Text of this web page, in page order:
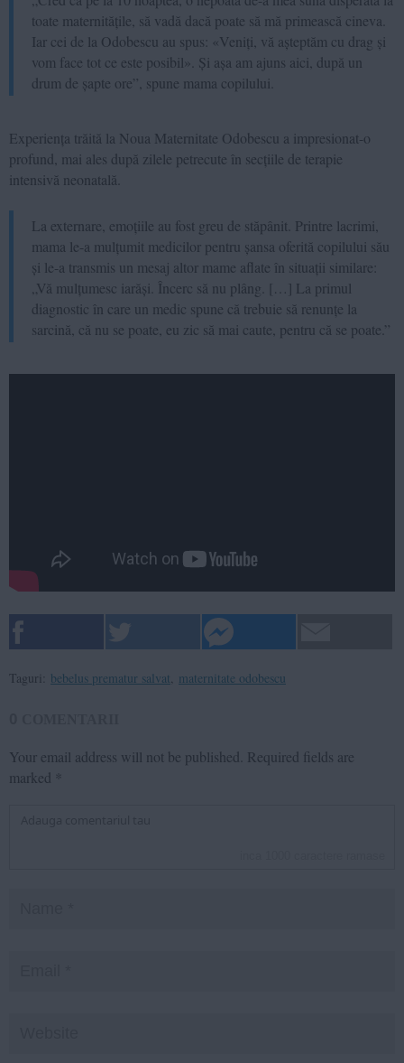
toate maternitățile, să vadă dacă poate să mă primească cineva.
Iar cei de la Odobescu au spus: «Veniți, vă așteptăm cu drag și
vom face tot ce este posibil». Și așa am ajuns aici, după un
drum de șapte ore”, spune mama copilului.
Experiența trăită la Noua Maternitate Odobescu a impresionat-o
profund, mai ales după zilele petrecute în secțiile de terapie
intensivă neonatală.
La externare, emoțiile au fost greu de stăpânit. Printre lacrimi,
mama le-a mulțumit medicilor pentru șansa oferită copilului său
și le-a transmis un mesaj altor mame aflate în situații similare:
„Vă mulțumesc iarăși. Încerc să nu plâng. […] La primul
diagnostic în care un medic spune că trebuie să renunțe la
sarcină, că nu se poate, eu zic să mai caute, pentru că se poate.”
Taguri: bebelus prematur salvat maternitate odobescu
Your email address will not be published. Required fields are
marked *